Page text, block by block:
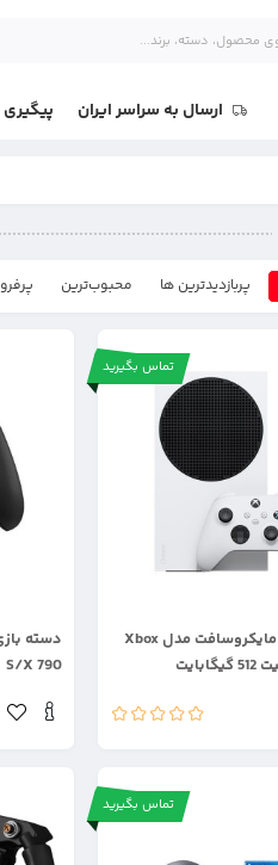
ارسال به سراسر ایران
پربازدیدترین ها محبوب‌‌ترین
تماس بگیرید
کنسول بازی مایکروسافت مدل Xbox
S/X 790
تماس بگیرید